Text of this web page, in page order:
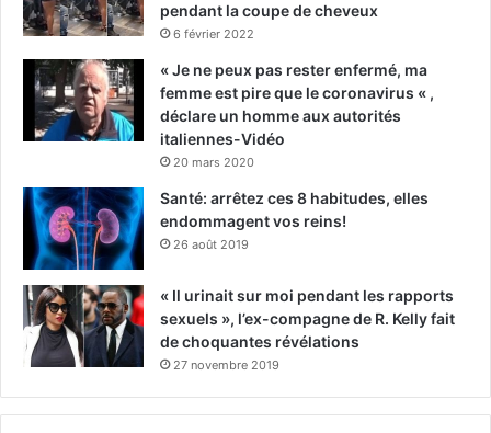
pendant la coupe de cheveux
6 février 2022
« Je ne peux pas rester enfermé, ma
femme est pire que le coronavirus « ,
déclare un homme aux autorités
italiennes-Vidéo
20 mars 2020
Santé: arrêtez ces 8 habitudes, elles
endommagent vos reins!
26 août 2019
« Il urinait sur moi pendant les rapports
sexuels », l’ex-compagne de R. Kelly fait
de choquantes révélations
27 novembre 2019